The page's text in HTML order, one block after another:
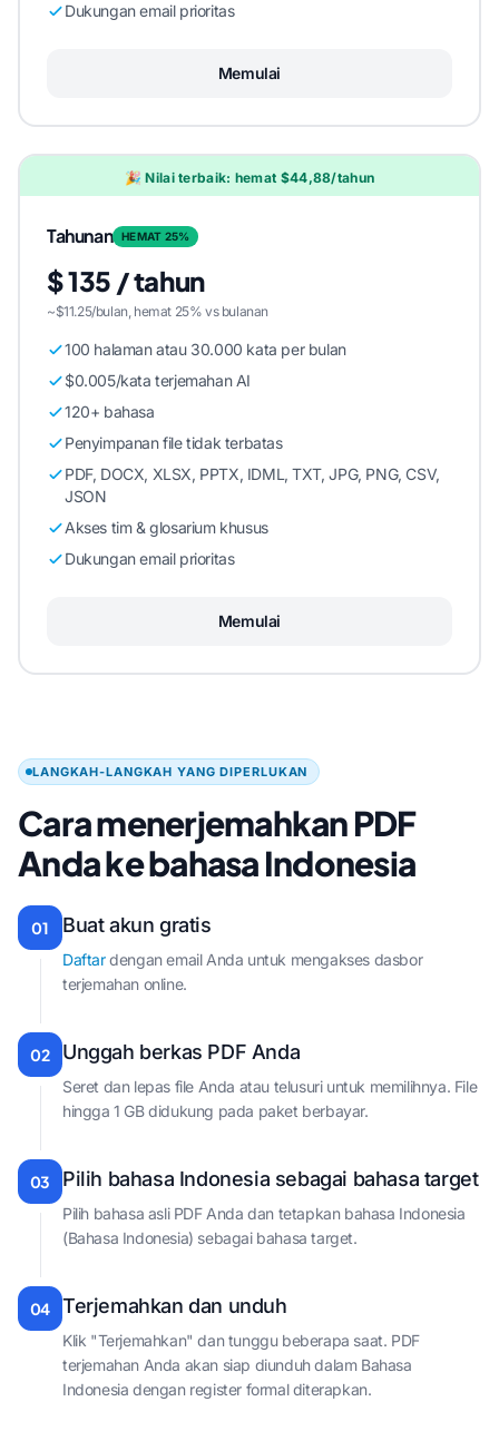
Dukungan email prioritas
Memulai
🎉 Nilai terbaik: hemat $44,88/tahun
Tahunan HEMAT 25%
$ 135 / tahun
~$11.25/bulan, hemat 25% vs bulanan
100 halaman atau 30.000 kata per bulan
$0.005/kata terjemahan AI
120+ bahasa
Penyimpanan file tidak terbatas
PDF, DOCX, XLSX, PPTX, IDML, TXT, JPG, PNG, CSV,
JSON
Akses tim & glosarium khusus
Dukungan email prioritas
Memulai
LANGKAH-LANGKAH YANG DIPERLUKAN
Cara menerjemahkan PDF
Anda ke bahasa Indonesia
01 Buat akun gratis
Daftardengan email Anda untuk mengakses dasbor
terjemahan online.
02 Unggah berkas PDF Anda
Seret dan lepas file Anda atau telusuri untuk memilihnya. File
hingga 1 GB didukung pada paket berbayar.
03 Pilih bahasa Indonesia sebagai bahasa target
Pilih bahasa asli PDF Anda dan tetapkan bahasa Indonesia
(Bahasa Indonesia) sebagai bahasa target.
04 Terjemahkan dan unduh
Klik "Terjemahkan" dan tunggu beberapa saat. PDF
terjemahan Anda akan siap diunduh dalam Bahasa
Indonesia dengan register formal diterapkan.